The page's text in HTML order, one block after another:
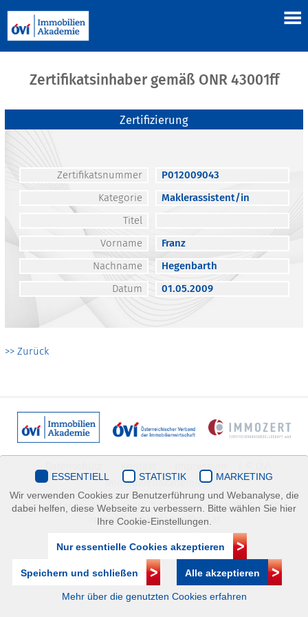
Zertifikatsinhaber gemäß ONR 43001ff
Zertifizierung
Zertifikatsnummer
P012009043
Kategorie
Maklerassistent/in
Titel
Vorname
Franz
Nachname
Hegenbarth
Datum
01.05.2009
>> Zurück
Immobilienakademie
Mariahilfer Straße 116/2.OG/2 1070 Wien | +43(1)505 32 50 |
immobilienakademie@ovi.at
ESSENTIELL STATISTIK
MARKETING
Wir verwenden Cookies zur Benutzerführung und Webanalyse, die
dabei helfen, diese Webseite zu verbessern. Bitte wählen Sie hier
Ihre Cookie-Einstellungen.
Nur essentielle Cookies akzeptieren
Speichern und schließen Alle akzeptieren
Mehr über die genutzten Cookies erfahren